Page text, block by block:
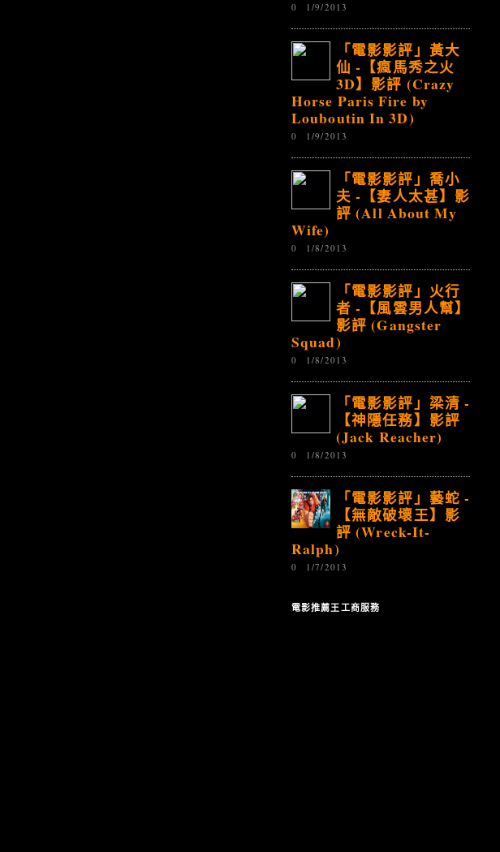
0 1/9/2013
「電影影評」黃大
仙 -【瘋馬秀之火
3D】影評 (Crazy
Horse Paris Fire by
Louboutin In 3D)
0 1/9/2013
「電影影評」喬小
夫 -【妻人太甚】影
評 (All About My
Wife)
0 1/8/2013
「電影影評」火行
者 -【風雲男人幫】
影評 (Gangster
Squad)
0 1/8/2013
「電影影評」梁清 -
【神隱任務】影評
(Jack Reacher)
0 1/8/2013
「電影影評」藝蛇 -
【無敵破壞王】影
評 (Wreck-It-
Ralph)
0 1/7/2013
電影推薦王工商服務